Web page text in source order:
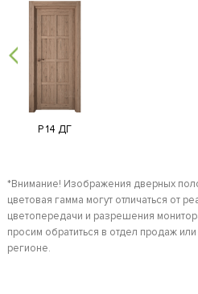
Р 14 ДГ
*Внимание! Изображения дверных
цветовая гамма могут отличаться от
цветопередачи и разрешения
просим обратиться в отдел продаж
регионе.